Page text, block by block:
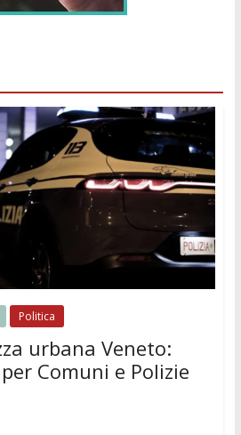
Politica
urbana Veneto:
Comuni e Polizie